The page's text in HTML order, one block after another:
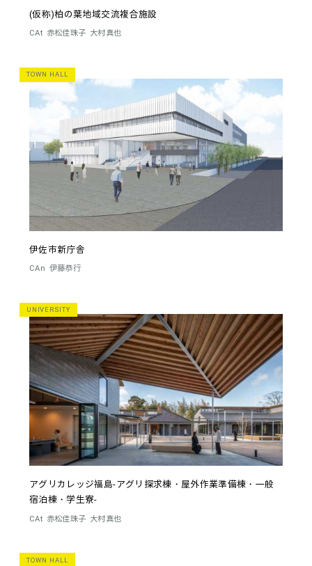
(仮称)柏の葉地域交流複合施設
CAt 赤松佳珠子 大村真也
TOWN HALL
伊佐市新庁舎
CAn 伊藤恭行
UNIVERSITY
アグリカレッジ福島-アグリ探求棟・屋外作業準備棟・一般
宿泊棟・学生寮-
CAt 赤松佳珠子 大村真也
TOWN HALL